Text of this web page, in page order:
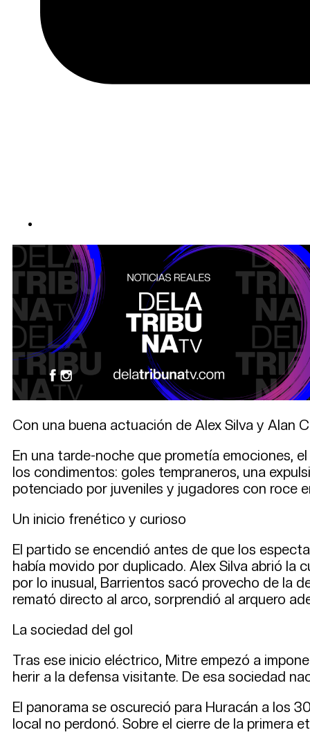
Con una buena actuación de Alex Silva y Alan
En una tarde-noche que prometía emociones,
los condimentos: goles tempraneros, una
potenciado por juveniles y jugadores con roce
Un inicio frenético y curioso
El partido se encendió antes de que los
había movido por duplicado. Alex Silva abrió la
por lo inusual, Barrientos sacó provecho de la
remató directo al arco, sorprendió al arquero
La sociedad del gol
Tras ese inicio eléctrico, Mitre empezó a
herir a la defensa visitante. De esa sociedad
El panorama se oscureció para Huracán a los
local no perdonó. Sobre el cierre de la primera